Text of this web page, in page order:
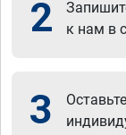
2
к нам в
3